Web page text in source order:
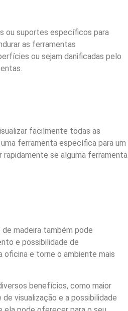
ou suportes específicos para
as ferramentas
ou sejam danificadas pelo
facilmente todas as
ferramenta específica para um
se alguma ferramenta
madeira também pode
e possibilidade de
oficina e torne o ambiente mais
benefícios, como maior
visualização e a possibilidade